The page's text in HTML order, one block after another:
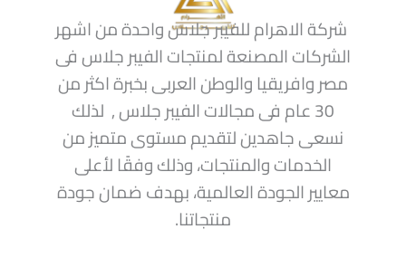
شركة الاهرام للفيبر جلاس واحدة من اشهر
الشركات المصنعة لمنتجات الفيبر جلاس فى
مصر وافريقيا والوطن العربى بخبرة اكثر من
30 عام فى مجالات الفيبر جلاس , لذلك
نسعى جاهدين لتقديم مستوى متميز من
الخدمات والمنتجات، وذلك وفقًا لأعلى
معايير الجودة العالمية، بهدف ضمان جودة
منتجاتنا.